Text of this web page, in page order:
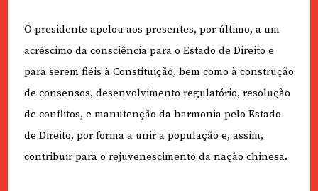
O presidente apelou aos presentes, por último, a um
acréscimo da consciência para o Estado de Direito e
para serem fiéis à Constituição, bem como à construção
de consensos, desenvolvimento regulatório, resolução
de conflitos, e manutenção da harmonia pelo Estado
de Direito, por forma a unir a população e, assim,
contribuir para o rejuvenescimento da nação chinesa.